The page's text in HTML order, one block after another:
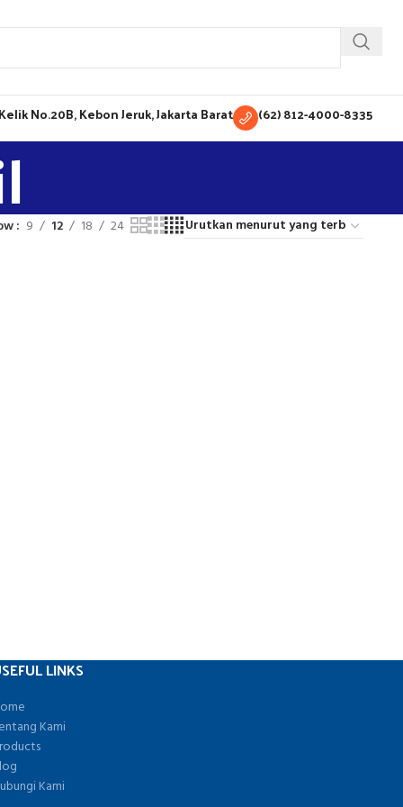
No.20B, Kebon Jeruk, Jakarta Barat (62) 812-4000-8335
9 12 18 24
LINKS
Kami
Kami